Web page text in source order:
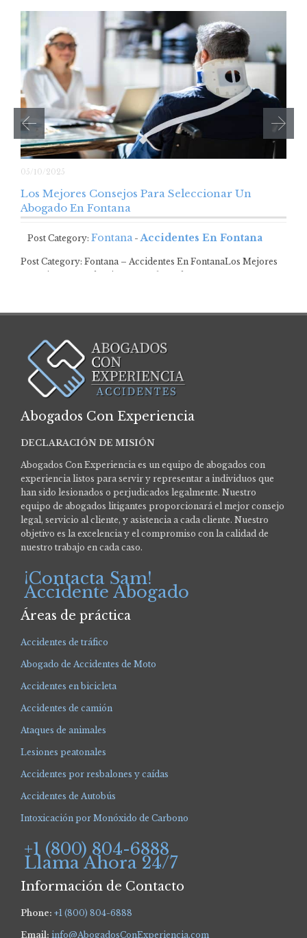
05/10/2025
Los Mejores Consejos Para Seleccionar Un
Abogado En Fontana
Post Category: Fontana-Accidentes En Fontana
Post Category: Fontana – Accidentes En FontanaLos Mejores
Abogados Con Experiencia
DECLARACIÓN DE MISIÓN
Abogados Con Experiencia es un equipo de abogados con
experiencia listos para servir y representar a individuos que
han sido lesionados o perjudicados legalmente. Nuestro
equipo de abogados litigantes proporcionará el mejor consejo
legal, servicio al cliente, y asistencia a cada cliente. Nuestro
objetivo es la excelencia y el compromiso con la calidad de
nuestro trabajo en cada caso.
¡Contacta Sam!
Accidente Abogado
Áreas de práctica
Accidentes de tráfico
Abogado de Accidentes de Moto
Accidentes en bicicleta
Accidentes de camión
Ataques de animales
Lesiones peatonales
Accidentes por resbalones y caídas
Accidentes de Autobús
Intoxicación por Monóxido de Carbono
+1 (800) 804-6888
Llama Ahora 24/7
Información de Contacto
Phone: +1 (800) 804-6888
Email: info@AbogadosConExperiencia.com